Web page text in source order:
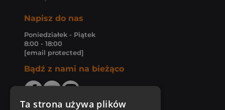
Napisz do nas
Poniedziałek - Piątek
8:00 - 18:00
[email protected]
Bądź z nami na bieżąco
Ta strona używa plików